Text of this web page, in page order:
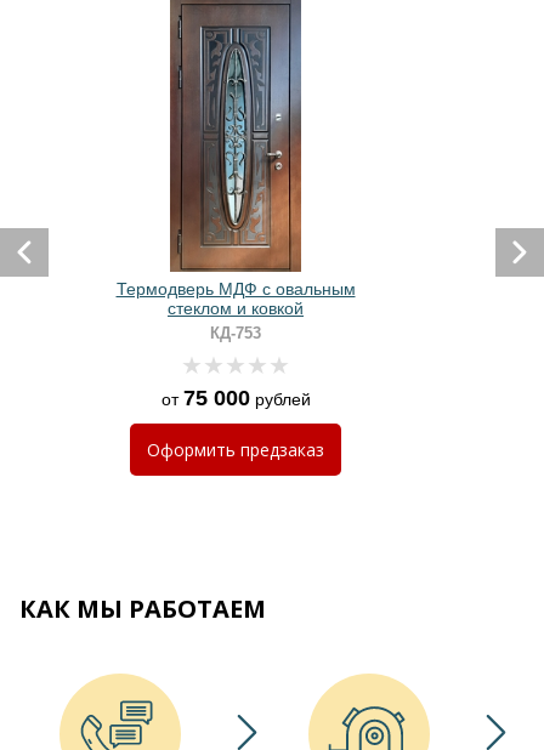
Термодверь МДФ с овальным
стеклом и ковкой
КД-753
от75 000рублей
Оформить предзаказ
КАК МЫ РАБОТАЕМ